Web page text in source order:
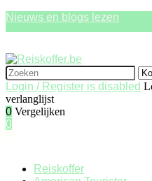
Nieuws en blogs lezen
Search
for:Login / Register is disabled
verlanglijst
0 Vergelijken
0
Reiskoffer